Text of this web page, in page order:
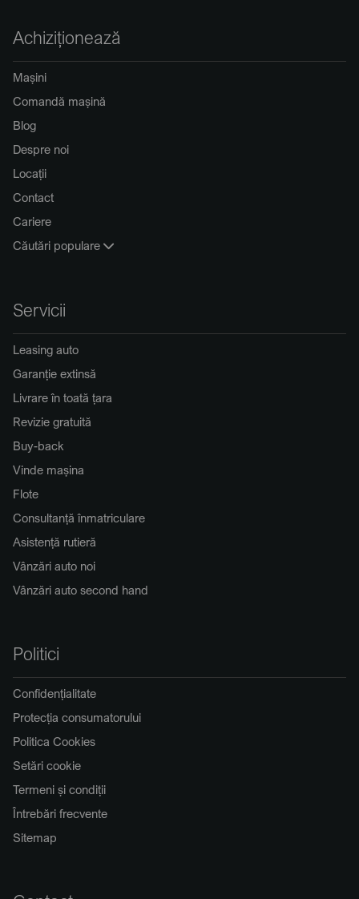
Achiziționează
Mașini
Comandă mașină
Blog
Despre noi
Locații
Contact
Cariere
Căutări populare
Servicii
Leasing auto
Garanție extinsă
Livrare în toată țara
Revizie gratuită
Buy-back
Vinde mașina
Flote
Consultanță înmatriculare
Asistență rutieră
Vânzări auto noi
Vânzări auto second hand
Politici
Confidențialitate
Protecția consumatorului
Politica Cookies
Setări cookie
Termeni și condiții
Întrebări frecvente
Sitemap